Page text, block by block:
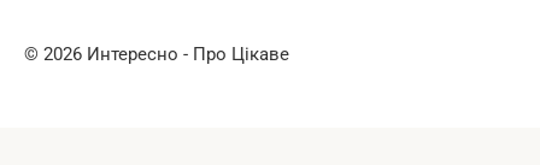
© 2026 Интересно - Про Цікаве